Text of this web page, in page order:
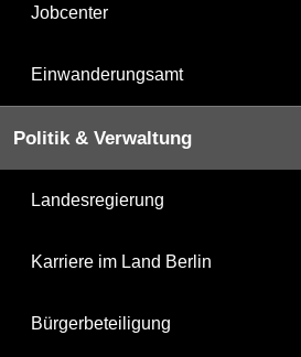
Jobcenter
Einwanderungsamt
Politik & Verwaltung
Landesregierung
Karriere im Land Berlin
Bürgerbeteiligung